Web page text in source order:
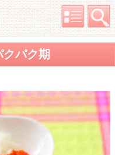
パク期